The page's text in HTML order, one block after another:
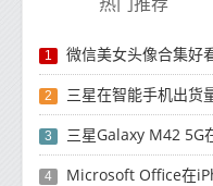
1 微信美女头像合集好看
2 三星在智能手机出货
3 三星Galaxy M42 5G
4 Microsoft Office在